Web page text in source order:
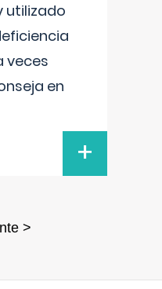
utilizado
veces
en
+
>